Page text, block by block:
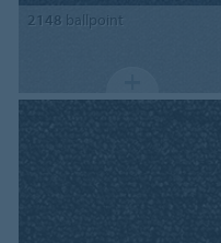
2148 ballpoint